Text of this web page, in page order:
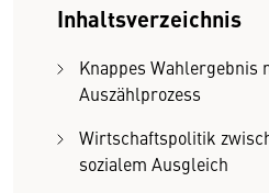
Inhaltsverzeichnis
Knappes Wahlergebnis
Auszählprozess
Wirtschaftspolitik
sozialem Ausgleich